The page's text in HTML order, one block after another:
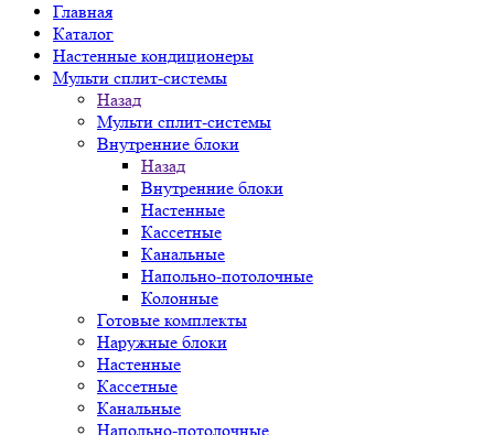
Главная
Каталог
Настенные кондиционеры
Мульти сплит-системы
Назад
Мульти сплит-системы
Внутренние блоки
Назад
Внутренние блоки
Настенные
Кассетные
Канальные
Напольно-потолочные
Колонные
Готовые комплекты
Наружные блоки
Настенные
Кассетные
Канальные
Напольно-потолочные